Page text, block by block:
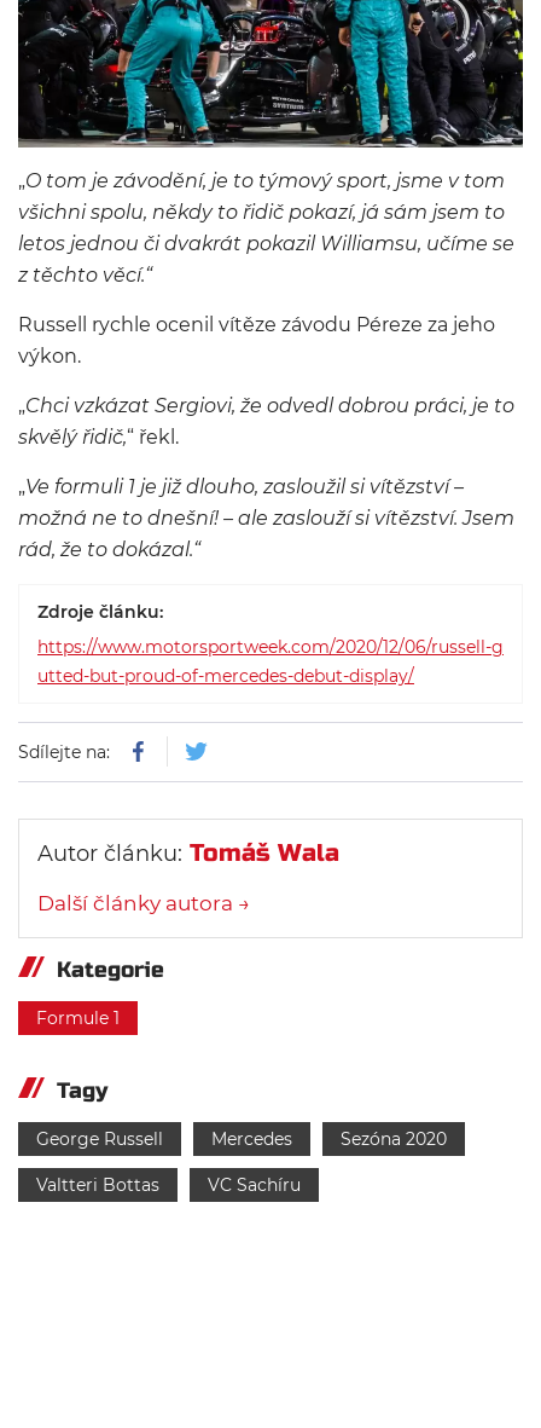
„O tom je závodění, je to týmový sport, jsme v tom
všichni spolu, někdy to řidič pokazí, já sám jsem to
letos jednou či dvakrát pokazil Williamsu, učíme se
z těchto věcí.“
Russell rychle ocenil vítěze závodu Péreze za jeho
výkon.
„Chci vzkázat Sergiovi, že odvedl dobrou práci, je to
skvělý řidič,“ řekl.
„Ve formuli 1 je již dlouho, zasloužil si vítězství –
možná ne to dnešní! – ale zaslouží si vítězství. Jsem
rád, že to dokázal.“
Zdroje článku:
https://www.motorsportweek.com/2020/12/06/russell-g
utted-but-proud-of-mercedes-debut-display/
Sdílejte na:
Autor článku: Tomáš Wala
Další články autora →
Kategorie
Formule 1
Tagy
George Russell Mercedes Sezóna 2020
Valtteri Bottas VC Sachíru